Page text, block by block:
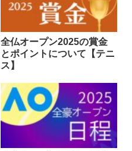
全仏オープン2025の賞金
とポイントについて【テニ
ス】